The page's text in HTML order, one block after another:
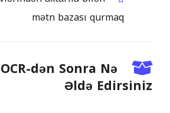
mətn bazası qurmaq
dən Sonra Nə
Əldə Edirsiniz